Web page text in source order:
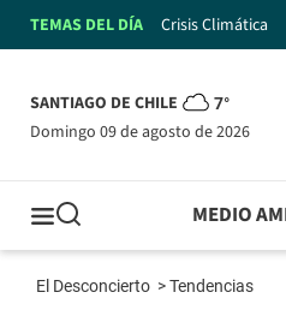
TEMAS DEL DÍA Crisis Climática
SANTIAGO DE CHILE 7°
domingo 09 de agosto de 2026
MEDIO
El Desconcierto >Tendencias